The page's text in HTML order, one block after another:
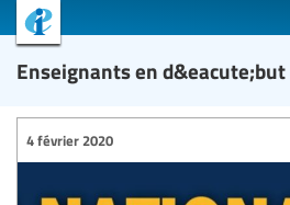
Enseignants en
4 février 2020